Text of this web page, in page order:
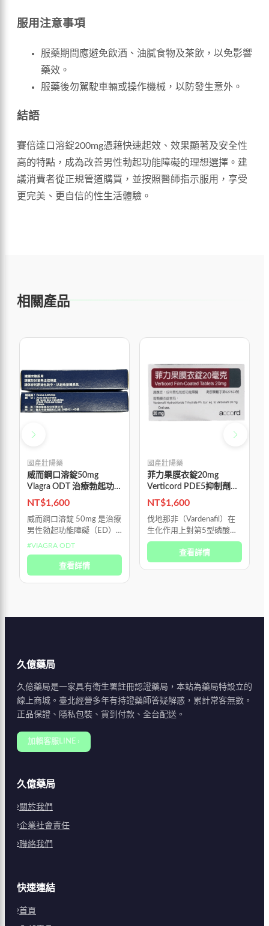
服用注意事項
服藥期間應避免飲酒、油膩食物及茶飲，以免影響
藥效。
服藥後勿駕駛車輛或操作機械，以防發生意外。
結語
賽倍達口溶錠200mg憑藉快速起效、效果顯著及安全性
高的特點，成為改善男性勃起功能障礙的理想選擇。建
議消費者從正規管道購買，並按照醫師指示服用，享受
更完美、更自信的性生活體驗。
相關產品
國產壯陽藥
威而鋼口溶錠50mg
Viagra ODT 治療勃起功
能障礙
NT$1,600
威而鋼口溶錠 50mg 是治療
男性勃起功能障礙（ED）
的專用口服藥物，並非荷爾
蒙製劑，也不是所謂的「春
藥」。 它的作用機轉是選
擇性放鬆陰莖海綿體中的血
#VIAGRA ODT
查看詳情
國產壯陽藥
菲力果膜衣錠20mg
Verticord PDE5抑制劑改
善性功能障礙 吉富生產
NT$1,600
伐地那非（Vardenafil）在
生化作用上對第5型磷酸二
酯酶（PDE5）的選擇性比
西地那非（Sildenafil）高出
查看詳情
久億藥局
久億藥局是一家具有衛生署註冊認證藥局，本站為藥局特設立的
線上商城。臺北經營多年有持證藥師答疑解惑，累計常客無數。
正品保證、隱私包裝、貨到付款、全台配送。
加賴客服LINE ›
久億藥局
關於我們
企業社會責任
聯絡我們
快速連結
首頁